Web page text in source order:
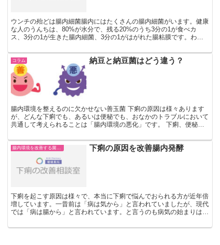
ウンチの殆どは腸内細菌腸内にはたくさんの腸内細菌がいます。健康
な人のうんちは、80%が水分で、残る20%のうち3分の1が食べカ
ス、3分の1が生きた腸内細菌、3分の1がはがれた腸粘膜です。わず
コラム 納豆と納豆菌はどう違う？
腸内環境を整えるのに欠かせない善玉菌 下痢の原因は様々あります
が、どんな下痢でも、あるいは便秘でも、おなかのトラブルにおいて
共通して考えられることは「腸内環境の悪化」です。 下痢、便秘、
下痢の原因を改善腸内発酵
下痢を起こす原因は様々で、本当に下痢で悩んでおられる方が近年倍
増しています。一昔前は「病は気から」と言われていましたが、現代
では「病は腸から」と言われています。と言うのも病気の始まりは全